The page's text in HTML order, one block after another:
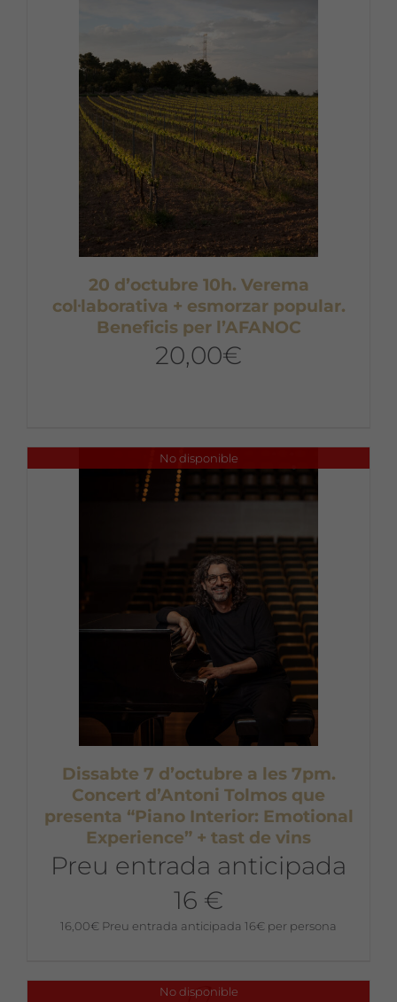
20 d’octubre 10h. Verema
col·laborativa + esmorzar popular.
Beneficis per l’AFANOC
20,00€
No disponible
Dissabte 7 d’octubre a les 7pm.
Concert d’Antoni Tolmos que
presenta “Piano Interior: Emotional
Experience” + tast de vins
Preu entrada anticipada
16 €
16,00€ Preu entrada anticipada 16€ per persona
No disponible